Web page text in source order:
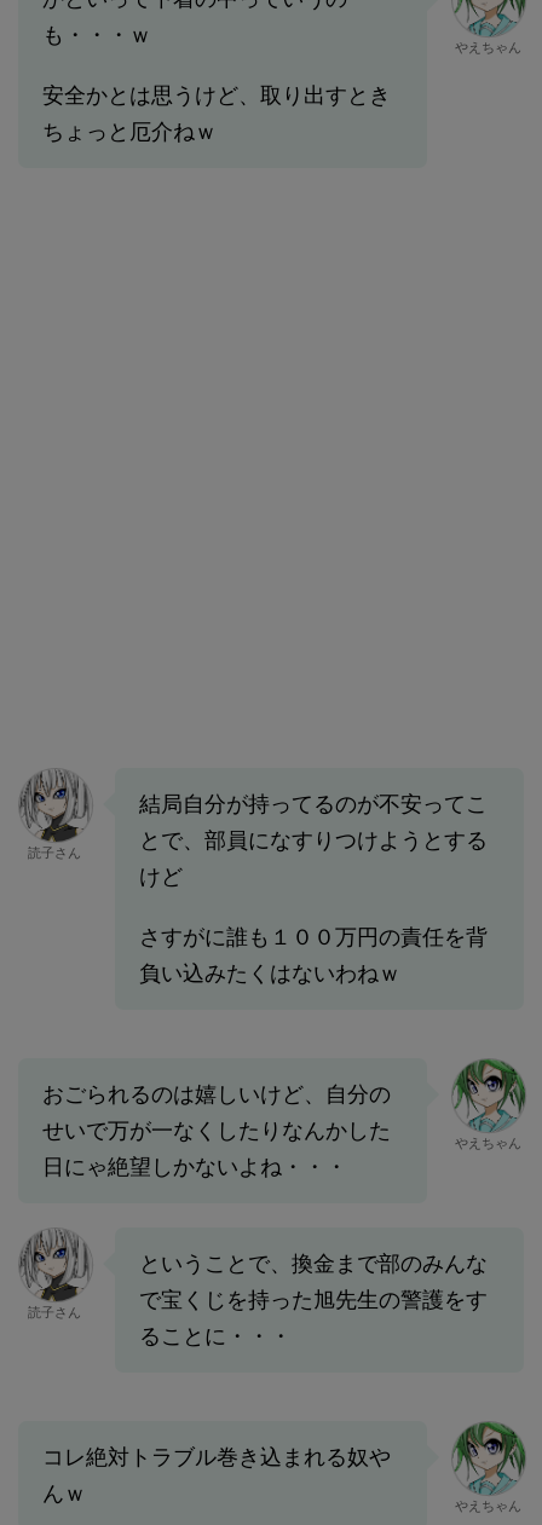
も・・・ｗ
安全かとは思うけど、取り出すとき
ちょっと厄介ねｗ
やえちゃん
読子さん
結局自分が持ってるのが不安ってこ
とで、部員になすりつけようとする
けど
さすがに誰も１００万円の責任を背
負い込みたくはないわねｗ
おごられるのは嬉しいけど、自分の
せいで万が一なくしたりなんかした
日にゃ絶望しかないよね・・・
やえちゃん
読子さん
ということで、換金まで部のみんな
で宝くじを持った旭先生の警護をす
ることに・・・
コレ絶対トラブル巻き込まれる奴や
んｗ
やえちゃん